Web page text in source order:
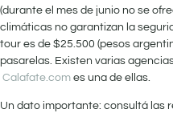
(durante el mes de junio no se
climáticas no garantizan la
tour es de $25.500 (pesos
pasarelas. Existen varias
Calafate.com es una de ellas.
Un dato importante: consultá las